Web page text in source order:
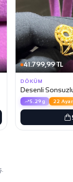
41.799,99 TL
DÖKÜM
Desenli
5.29g 22 Ayar